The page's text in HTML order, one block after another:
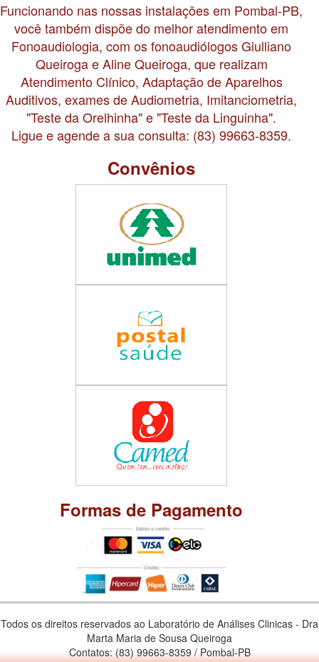
Funcionando nas nossas instalações em Pombal-PB,
você também dispõe do melhor atendimento em
Fonoaudiologia, com os fonoaudiólogos Giulliano
Queiroga e Aline Queiroga, que realizam
Atendimento Clínico, Adaptação de Aparelhos
Auditivos, exames de Audiometria, Imitanciometria,
"Teste da Orelhinha" e "Teste da Linguinha".
Ligue e agende a sua consulta: (83) 99663-8359.
Convênios
Formas de Pagamento
Todos os direitos reservados ao Laboratório de Análises Clinicas - Dra
Marta Maria de Sousa Queiroga
Contatos: (83) 99663-8359 / Pombal-PB